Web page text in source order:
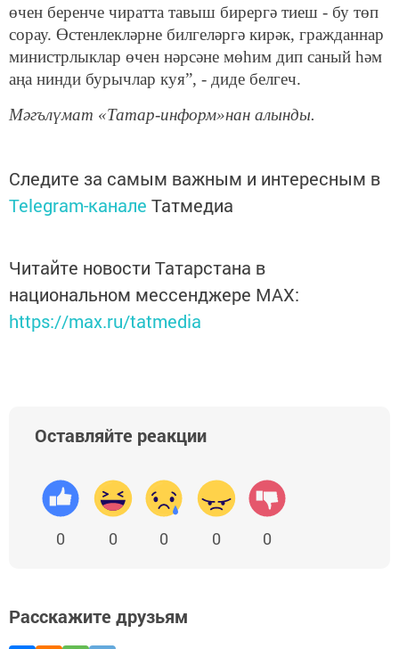
өчен беренче чиратта тавыш бирергә тиеш - бу төп
сорау. Өстенлекләрне билгеләргә кирәк, гражданнар
министрлыклар өчен нәрсәне мөһим дип саный һәм
аңа нинди бурычлар куя”, - диде белгеч.
Мәгълүмат «Татар-информ»нан алынды.
Следите за самым важным и интересным в
Telegram-канале Татмедиа
Читайте новости Татарстана в
национальном мессенджере MАХ:
https://max.ru/tatmedia
Оставляйте реакции
0 0 0 0 0
Расскажите друзьям